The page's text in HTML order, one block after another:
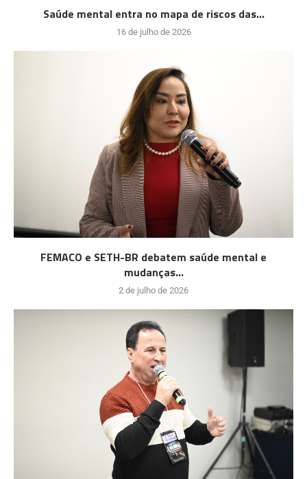
Saúde mental entra no mapa de riscos das...
16 de julho de 2026
FEMACO e SETH-BR debatem saúde mental e
mudanças...
2 de julho de 2026